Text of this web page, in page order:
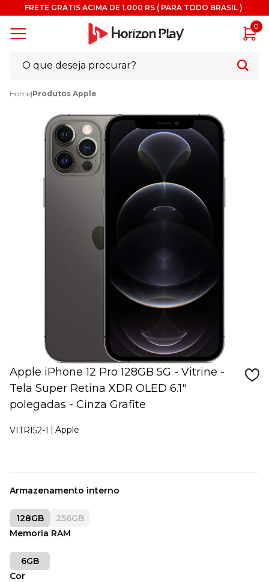
FRETE GRÁTIS ACIMA DE 1.000 RS ( PARA TODO BRASIL )
0
Home|Produtos Apple
Apple iPhone 12 Pro 128GB 5G - Vitrine -
Tela Super Retina XDR OLED 6.1"
polegadas - Cinza Grafite
VITRI52-1 Apple
Armazenamento interno
128GB
256GB
Memoria RAM
6GB
Cor